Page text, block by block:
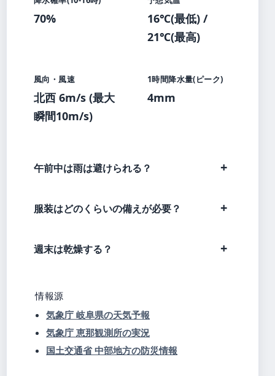
70%
16℃(最低) /
21℃(最高)
風向・風速
北西 6m/s (最大
瞬間10m/s)
1時間降水量(ピーク)
4mm
午前中は雨は避けられる？
服装はどのくらいの備えが必要？
週末は乾燥する？
情報源
気象庁 岐阜県の天気予報
気象庁 恵那観測所の実況
国土交通省 中部地方の防災情報